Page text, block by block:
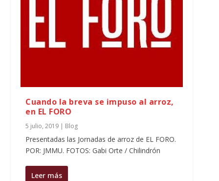
Cuando la breva se impuso al arroz,
en EL FORO
5 julio, 2019 | Blog
Presentadas las Jornadas de arroz de EL FORO.
POR: JMMU. FOTOS: Gabi Orte / Chilindrón
Leer más